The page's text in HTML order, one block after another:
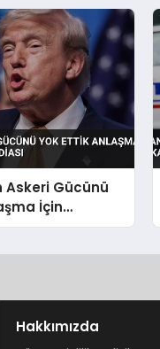
Askeri Gücünü
İçin
Hakkımızda